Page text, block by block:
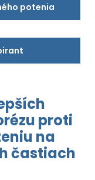
potenia
proti
na
častiach